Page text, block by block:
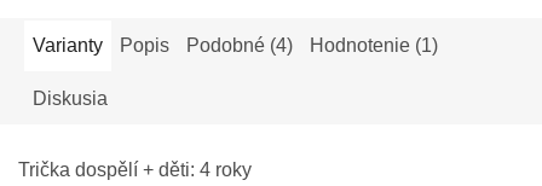
Varianty Popis Podobné (4) Hodnotenie (1)
Diskusia
Trička dospělí + děti: 4 roky